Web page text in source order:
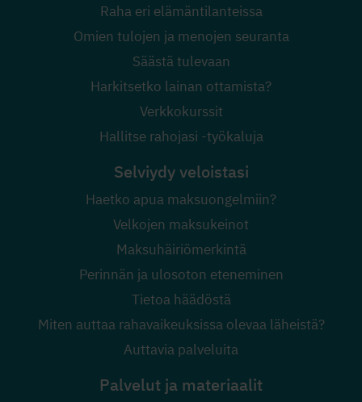
Raha eri elämäntilanteissa
Omien tulojen ja menojen seuranta
Säästä tulevaan
Harkitsetko lainan ottamista?
Verkkokurssit
Hallitse rahojasi -työkaluja
Selviydy veloistasi
Haetko apua maksuongelmiin?
Velkojen maksukeinot
Maksuhäiriömerkintä
Perinnän ja ulosoton eteneminen
Tietoa häädöstä
Miten auttaa rahavaikeuksissa olevaa läheistä?
Auttavia palveluita
Palvelut ja materiaalit